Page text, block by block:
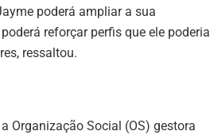
poderá ampliar a sua
reforçar perfis que ele poderia
ressaltou.
Organização Social (OS) gestora